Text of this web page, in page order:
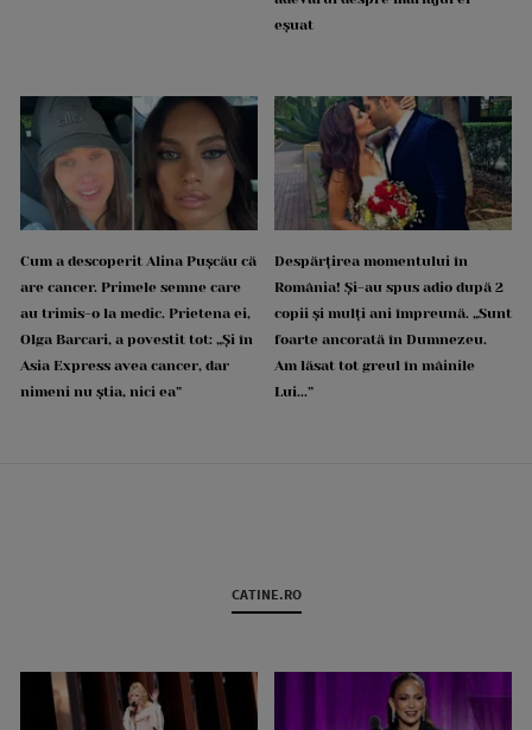
eșuat
Cum a descoperit Alina Pușcău că
are cancer. Primele semne care
au trimis-o la medic. Prietena ei,
Olga Barcari, a povestit tot: „Și în
Asia Express avea cancer, dar
nimeni nu știa, nici ea”
Despărțirea momentului în
România! Și-au spus adio după 2
copii și mulți ani împreună. „Sunt
foarte ancorată în Dumnezeu.
Am lăsat tot greul în mâinile
Lui...”
CATINE.RO